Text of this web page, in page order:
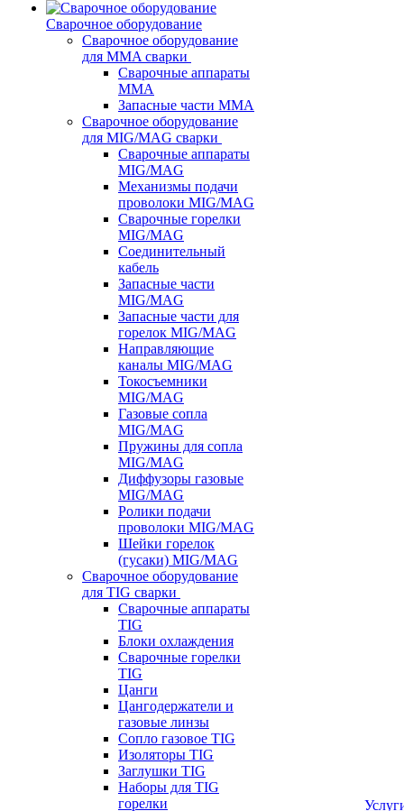
Сварочное оборудование
Сварочное оборудование
для MMA сварки
Сварочные аппараты
MMA
Запасные части MMA
Сварочное оборудование
для MIG/MAG сварки
Сварочные аппараты
MIG/MAG
Механизмы подачи
проволоки MIG/MAG
Сварочные горелки
MIG/MAG
Соединительный
кабель
Запасные части
MIG/MAG
Запасные части для
горелок MIG/MAG
Направляющие
каналы MIG/MAG
Токосъемники
MIG/MAG
Газовые сопла
MIG/MAG
Пружины для сопла
MIG/MAG
Диффузоры газовые
MIG/MAG
Ролики подачи
проволоки MIG/MAG
Шейки горелок
(гусаки) MIG/MAG
Сварочное оборудование
для TIG сварки
Сварочные аппараты
TIG
Блоки охлаждения
Сварочные горелки
TIG
Цанги
Цангодержатели и
газовые линзы
Сопло газовое TIG
Изоляторы TIG
Заглушки TIG
Наборы для TIG
горелки